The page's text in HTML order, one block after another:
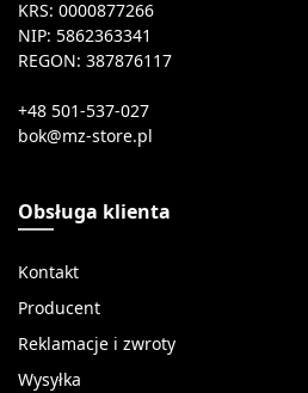
KRS: 0000877266
NIP: 5862363341
REGON: 387876117
+48 501-537-027
Obsługa klienta
Kontakt
Producent
Reklamacje i zwroty
Wysyłka